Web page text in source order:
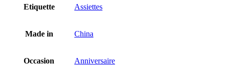
Etiquette Assiettes
Made in China
Occasion Anniversaire